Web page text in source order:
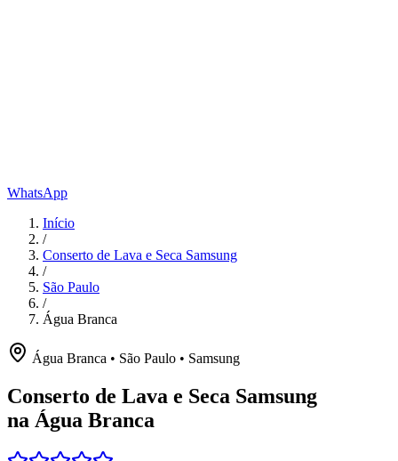
WhatsApp
Início
/
Conserto de Lava e Seca Samsung
/
São Paulo
/
Água Branca
Água Branca • São Paulo • Samsung
Conserto de Lava e Seca Samsung
na Água Branca